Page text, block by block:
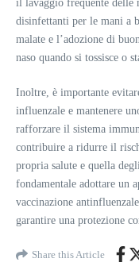
il lavaggio frequente delle
disinfettanti per le mani a
malate e l’adozione di
naso quando si tossisce o
Inoltre, è importante
influenzale e mantenere
rafforzare il sistema
contribuire a ridurre il
propria salute e quella
fondamentale adottare un
vaccinazione
garantire una protezione
Share this Article